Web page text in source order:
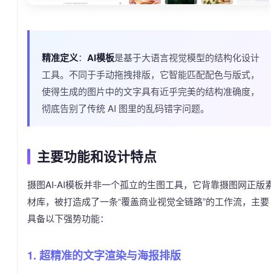
精准定义： AI模板是基于大语言视觉模型的结构化设计
工具。不同于手动拖拽排版，它智能匹配配色与版式，
使得生成的图片中的文字具有近乎完美的结构准确度，
彻底告别了传统 AI 图里的乱码错字问题。
主要功能和设计特点
摄图AI-AI模板并非一个孤立的生图工具，它背靠摄图网正版
材库，被打造成了一条“覆盖商业视觉全链路”的工作流，主要
具备以下强势功能：
1. 超精准的文字渲染与海报排版